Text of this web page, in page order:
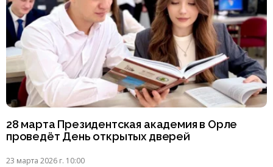
28 марта Президентская академия в Орле
проведёт День открытых дверей
23 марта 2026 г. 10:00